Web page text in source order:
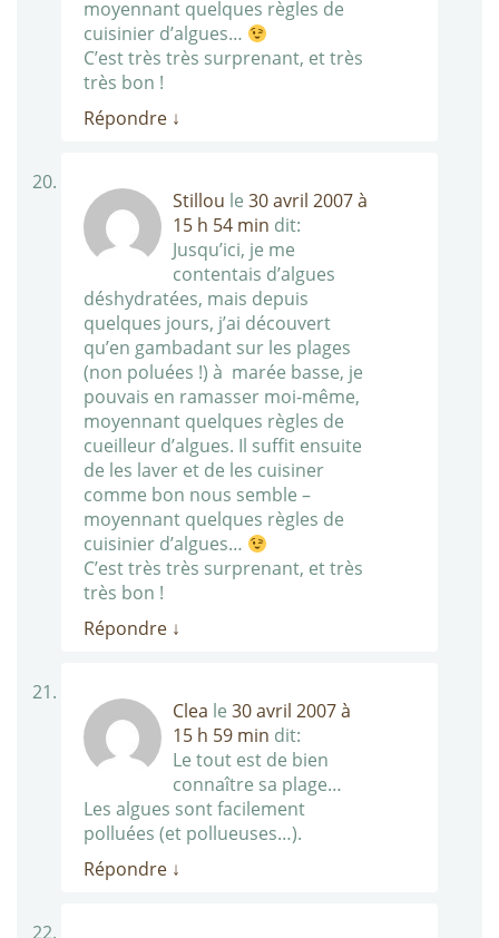
moyennant quelques règles de
cuisinier d’algues…
C’est très très surprenant, et très
très bon !
Répondre ↓
Stillou le 30 avril 2007 à
15 h 54 min dit:
Jusqu’ici, je me
contentais d’algues
déshydratées, mais depuis
quelques jours, j’ai découvert
qu’en gambadant sur les plages
(non poluées !) à marée basse, je
pouvais en ramasser moi-même,
moyennant quelques règles de
cueilleur d’algues. Il suffit ensuite
de les laver et de les cuisiner
comme bon nous semble –
moyennant quelques règles de
cuisinier d’algues…
C’est très très surprenant, et très
très bon !
Répondre ↓
Clea le 30 avril 2007 à
15 h 59 min dit:
Le tout est de bien
connaître sa plage…
Les algues sont facilement
polluées (et pollueuses…).
Répondre ↓